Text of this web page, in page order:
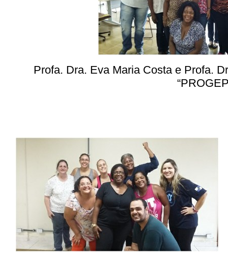
Profa. Dra. Eva Maria Costa e Profa.